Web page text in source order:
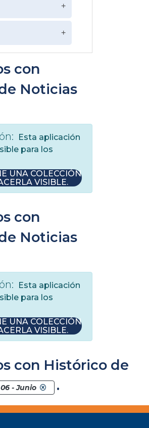
+
+
con
Noticias
Esta aplicación
para los
UNA COLECCIÓN
VISIBLE.
con
Noticias
Esta aplicación
para los
UNA COLECCIÓN
VISIBLE.
con Histórico de
06 - Junio .